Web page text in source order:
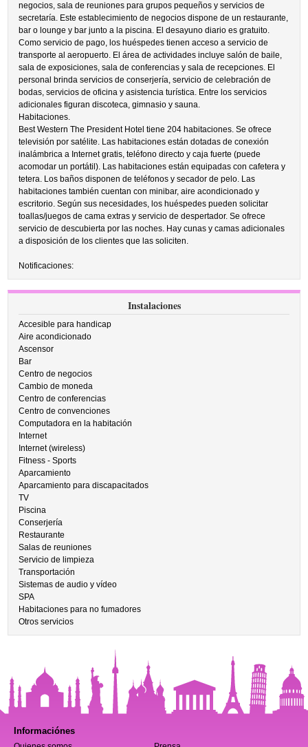
negocios, sala de reuniones para grupos pequeños y servicios de
secretaría. Este establecimiento de negocios dispone de un restaurante,
bar o lounge y bar junto a la piscina. El desayuno diario es gratuito.
Como servicio de pago, los huéspedes tienen acceso a servicio de
transporte al aeropuerto. El área de actividades incluye salón de baile,
sala de exposiciones, sala de conferencias y sala de recepciones. El
personal brinda servicios de conserjería, servicio de celebración de
bodas, servicios de oficina y asistencia turística. Entre los servicios
adicionales figuran discoteca, gimnasio y sauna.
Habitaciones.
Best Western The President Hotel tiene 204 habitaciones. Se ofrece
televisión por satélite. Las habitaciones están dotadas de conexión
inalámbrica a Internet gratis, teléfono directo y caja fuerte (puede
acomodar un portátil). Las habitaciones están equipadas con cafetera y
tetera. Los baños disponen de teléfonos y secador de pelo. Las
habitaciones también cuentan con minibar, aire acondicionado y
escritorio. Según sus necesidades, los huéspedes pueden solicitar
toallas/juegos de cama extras y servicio de despertador. Se ofrece
servicio de descubierta por las noches. Hay cunas y camas adicionales
a disposición de los clientes que las soliciten.
Notificaciones:
Instalaciones
Accesible para handicap
Aire acondicionado
Ascensor
Bar
Centro de negocios
Cambio de moneda
Centro de conferencias
Centro de convenciones
Computadora en la habitación
Internet
Internet (wireless)
Fitness - Sports
Aparcamiento
Aparcamiento para discapacitados
TV
Piscina
Conserjería
Restaurante
Salas de reuniones
Servicio de limpieza
Transportación
Sistemas de audio y vídeo
SPA
Habitaciones para no fumadores
Otros servicios
Informaciónes